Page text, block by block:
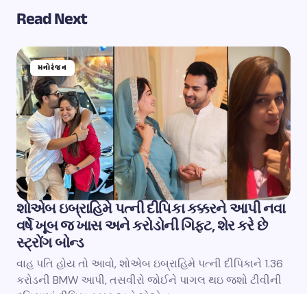
Read Next
મનોરંજન
શોએબ ઇબ્રાહિમે પત્ની દીપિકા કક્કરને આપી નવા
વર્ષે ખૂબ જ ખાસ અને કરોડોની ગિફ્ટ, શેર કરે છે
સ્ટ્રોંગ બોન્ડ
વાહ પતિ હોય તો આવો, શોએબ ઇબ્રાહિમે પત્ની દીપિકાને 1.36
કરોડની BMW આપી, તસવીરો જોઈને પાગલ થઇ જશો ટીવીની